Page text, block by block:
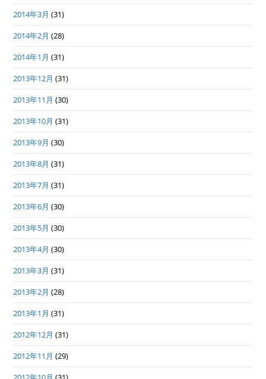
2014年3月 (31)
2014年2月 (28)
2014年1月 (31)
2013年12月 (31)
2013年11月 (30)
2013年10月 (31)
2013年9月 (30)
2013年8月 (31)
2013年7月 (31)
2013年6月 (30)
2013年5月 (30)
2013年4月 (30)
2013年3月 (31)
2013年2月 (28)
2013年1月 (31)
2012年12月 (31)
2012年11月 (29)